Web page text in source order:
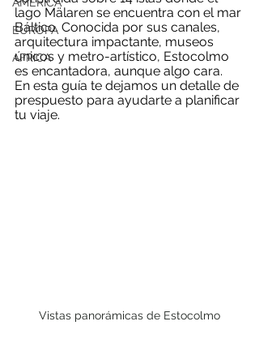
EUROPA
AFRICA
lago Mälaren se encuentra con el mar
Báltico. Conocida por sus canales,
arquitectura impactante, museos
únicos y metro-artístico, Estocolmo
es encantadora, aunque algo cara.
En esta guía te dejamos un detalle de
prespuesto para ayudarte a planificar
tu viaje.
Vistas panorámicas de Estocolmo